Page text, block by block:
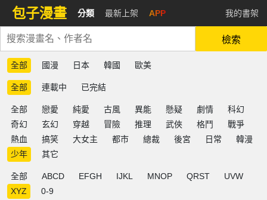
包子漫畫 分類 最新上架 APP 我的書架
檢索
全部 國漫 日本 韓國 歐美
全部 連載中 已完結
全部 戀愛 純愛 古風 異能 懸疑 劇情
科幻
奇幻
玄幻 穿越 冒險 推理 武俠 格鬥
戰爭
熱血
搞笑 大女主 都市 總裁 後宮 日常
韓漫
少年
其它
全部 ABCD EFGH IJKL MNOP QRST
UVW
XYZ
0-9